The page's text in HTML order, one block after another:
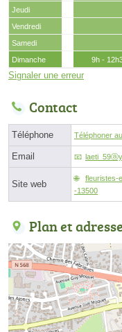
Jeudi
Vendredi
Samedi
Dimanche
9h -
Signaler une erreur
Contact
Téléphone Téléphoner
Email
Site web
fleuristes-
-13500
Plan et adresse